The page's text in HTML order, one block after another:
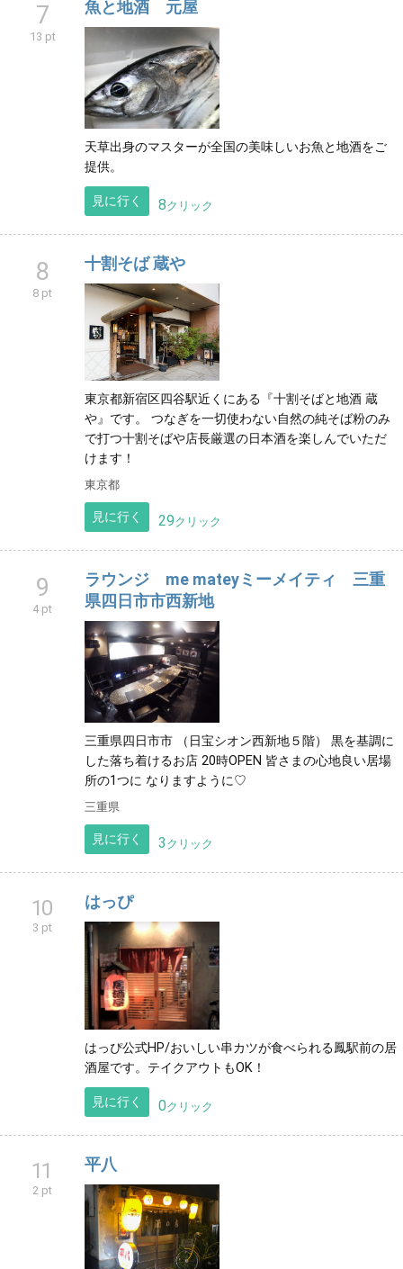
7
13 pt
魚と地酒 元屋
天草出身のマスターが全国の美味しいお魚と地酒をご
提供。
見に行く 8クリック
8
8 pt
十割そば 蔵や
東京都新宿区四谷駅近くにある『十割そばと地酒 蔵
や』です。 つなぎを一切使わない自然の純そば粉のみ
で打つ十割そばや店長厳選の日本酒を楽しんでいただ
けます！
東京都
見に行く 29クリック
9
4 pt
ラウンジ me mateyミーメイティ 三重
県四日市市西新地
三重県四日市市 （日宝シオン西新地５階） 黒を基調に
した落ち着けるお店 20時OPEN 皆さまの心地良い居場
所の1つに なりますように♡
三重県
見に行く 3 クリック
10
3 pt
はっぴ
はっぴ公式HP/おいしい串カツが食べられる鳳駅前の居
酒屋です。テイクアウトもOK！
見に行く 0クリック
11
2 pt
平八